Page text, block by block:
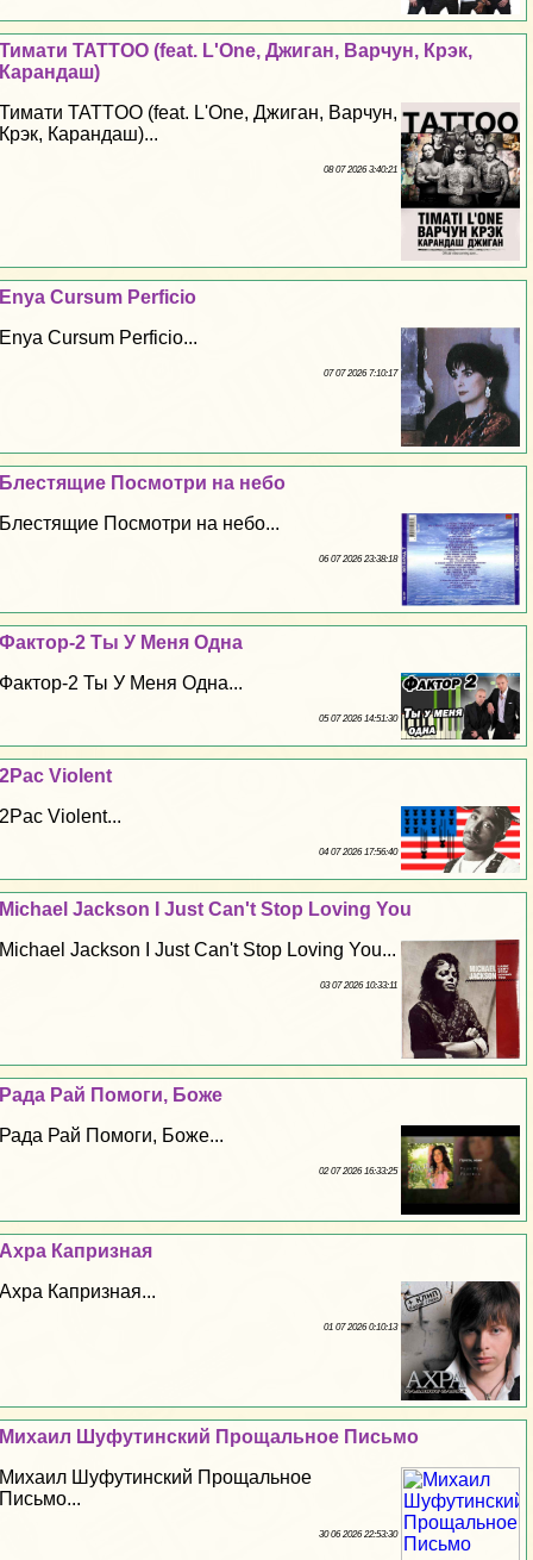
Тимати TATTOO (feat. L'One, Джиган, Варчун, Крэк,
Карандаш)
Тимати TATTOO (feat. L'One, Джиган, Варчун,
Крэк, Карандаш)...
08 07 2026 3:40:21
Enya Cursum Perficio
Enya Cursum Perficio...
07 07 2026 7:10:17
Блестящие Посмотри на небо
Блестящие Посмотри на небо...
06 07 2026 23:38:18
Фактор-2 Ты У Меня Одна
Фактор-2 Ты У Меня Одна...
05 07 2026 14:51:30
2Pac Violent
2Pac Violent...
04 07 2026 17:56:40
Michael Jackson I Just Can't Stop Loving You
Michael Jackson I Just Can't Stop Loving You...
03 07 2026 10:33:11
Рада Рай Помоги, Боже
Рада Рай Помоги, Боже...
02 07 2026 16:33:25
Ахра Капризная
Ахра Капризная...
01 07 2026 0:10:13
Михаил Шуфутинский Прощальное Письмо
Михаил Шуфутинский Прощальное
Письмо...
30 06 2026 22:53:30